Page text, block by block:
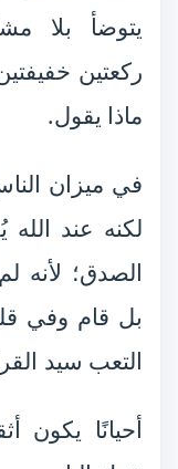
يتوضأ بلا
ركعتين
ماذا يقول.
في ميزان
لكنه عند
الصدق؛ لأنه
بل قام وفي
التعب سيد
أحيانًا يكون